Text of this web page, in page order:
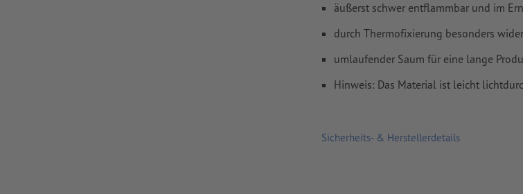
äußerst schwer entflammbar und im
durch Thermofixierung besonders
umlaufender Saum für eine lange
Hinweis: Das Material ist leicht
Sicherheits- & Herstellerdetails